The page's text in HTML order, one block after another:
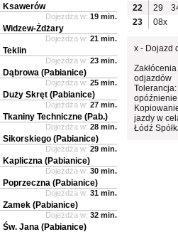
22
29
23
08x
x - Dojazd
odjazdów
jazdy w
Łódź
Ksawerów
Dojeżdża w: 19 min.
Widzew-Żdżary
Dojeżdża w: 21 min.
Teklin
Dojeżdża w: 23 min.
Dąbrowa (Pabianice)
Dojeżdża w: 25 min.
Duży Skręt (Pabianice)
Dojeżdża w: 27 min.
Tkaniny Techniczne (Pab.)
Dojeżdża w: 28 min.
Sikorskiego (Pabianice)
Dojeżdża w: 29 min.
Kapliczna (Pabianice)
Dojeżdża w: 30 min.
Poprzeczna (Pabianice)
Dojeżdża w: 31 min.
Zamek (Pabianice)
Dojeżdża w: 32 min.
Św. Jana (Pabianice)